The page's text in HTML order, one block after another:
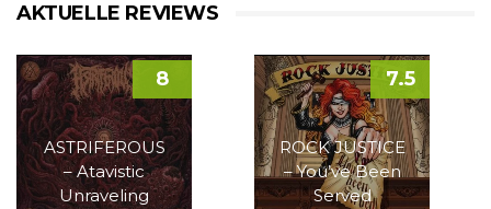
AKTUELLE REVIEWS
ASTRIFEROUS
– Atavistic
Unraveling
8
ROCK JUSTICE
– You’ve Been
Served
7.5